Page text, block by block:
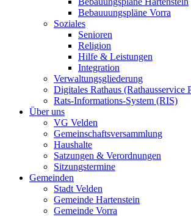
Bebauuungspläne Vorra
Soziales
Senioren
Religion
Hilfe & Leistungen
Integration
Verwaltungsgliederung
Digitales Rathaus (Rathausservice
Rats-Informations-System (RIS)
Über uns
VG Velden
Gemeinschaftsversammlung
Haushalte
Satzungen & Verordnungen
Sitzungstermine
Gemeinden
Stadt Velden
Gemeinde Hartenstein
Gemeinde Vorra